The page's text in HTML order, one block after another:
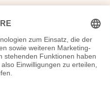
zuteil, mit einem Oscar